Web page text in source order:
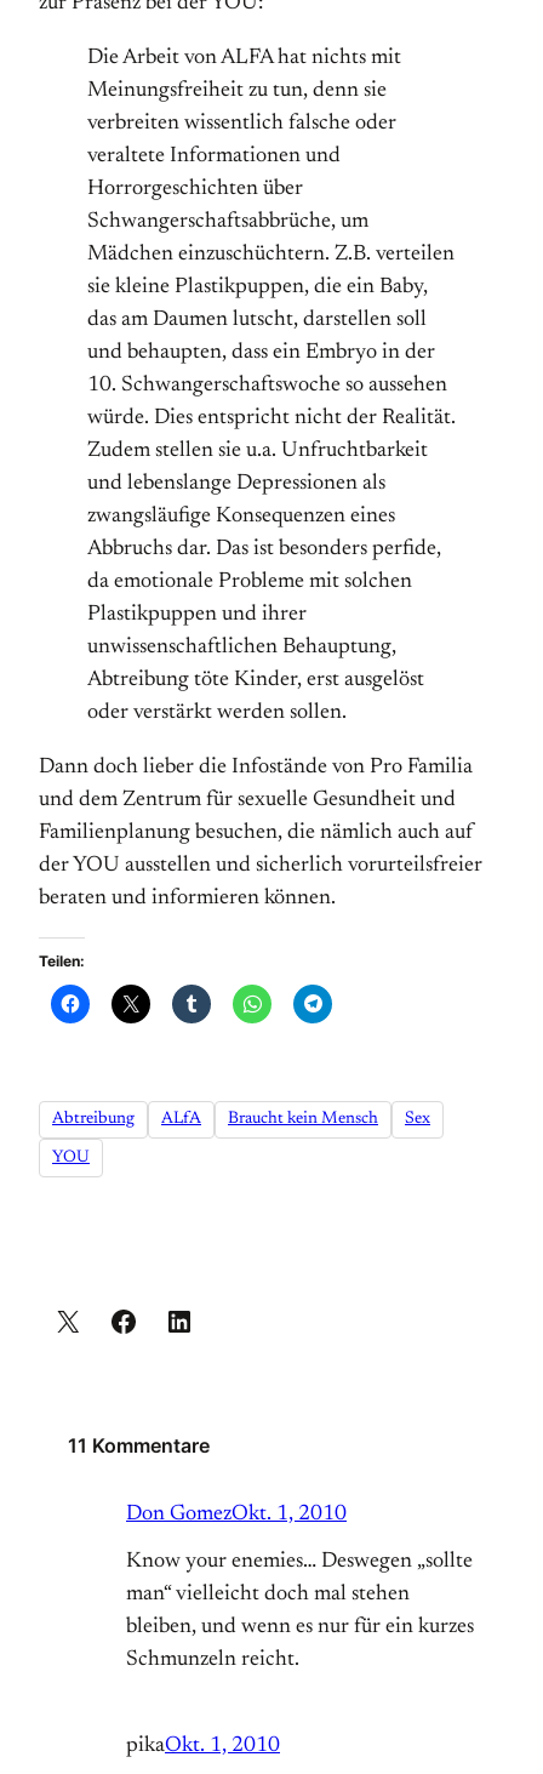
Die Arbeit von ALFA hat nichts mit
Meinungsfreiheit zu tun, denn sie
verbreiten wissentlich falsche oder
veraltete Informationen und
Horrorgeschichten über
Schwangerschaftsabbrüche, um
Mädchen einzuschüchtern. Z.B. verteilen
sie kleine Plastikpuppen, die ein Baby,
das am Daumen lutscht, darstellen soll
und behaupten, dass ein Embryo in der
10. Schwangerschaftswoche so aussehen
würde. Dies entspricht nicht der Realität.
Zudem stellen sie u.a. Unfruchtbarkeit
und lebenslange Depressionen als
zwangsläufige Konsequenzen eines
Abbruchs dar. Das ist besonders perfide,
da emotionale Probleme mit solchen
Plastikpuppen und ihrer
unwissenschaftlichen Behauptung,
Abtreibung töte Kinder, erst ausgelöst
oder verstärkt werden sollen.
Dann doch lieber die Infostände von Pro Familia
und dem Zentrum für sexuelle Gesundheit und
Familienplanung besuchen, die nämlich auch auf
der YOU ausstellen und sicherlich vorurteilsfreier
beraten und informieren können.
Teilen:
Abtreibung ALfA Braucht kein Mensch Sex
YOU
11 Kommentare
Don GomezOkt. 1, 2010
Know your enemies… Deswegen „sollte
man“ vielleicht doch mal stehen
bleiben, und wenn es nur für ein kurzes
Schmunzeln reicht.
pikaOkt. 1, 2010